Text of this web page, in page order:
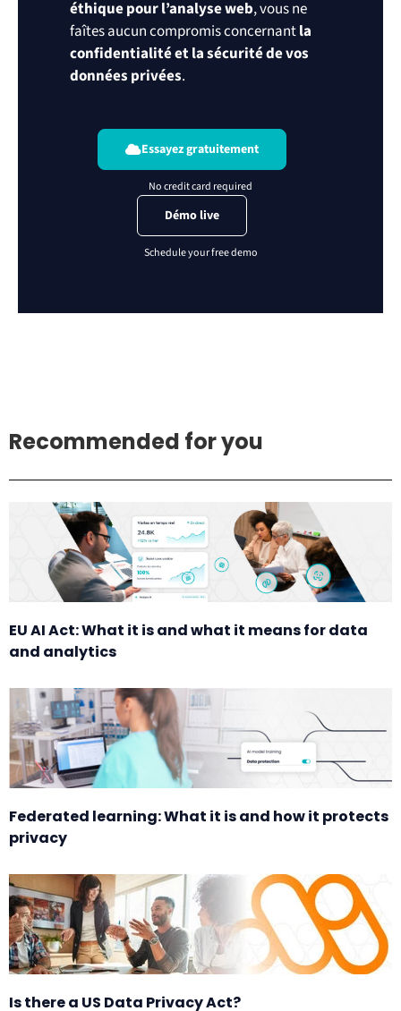
éthique pour l’analyse web, vous ne
faîtes aucun compromis concernantla
confidentialité et la sécurité de vos
données privées.
Essayez gratuitement
Démo live
Recommended for you
EU AI Act: What it is and what it means for data
and analytics
Federated learning: What it is and how it protects
privacy
Is there a US Data Privacy Act?